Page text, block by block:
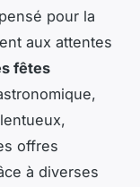
pour la
aux attentes
fêtes
offres
à diverses